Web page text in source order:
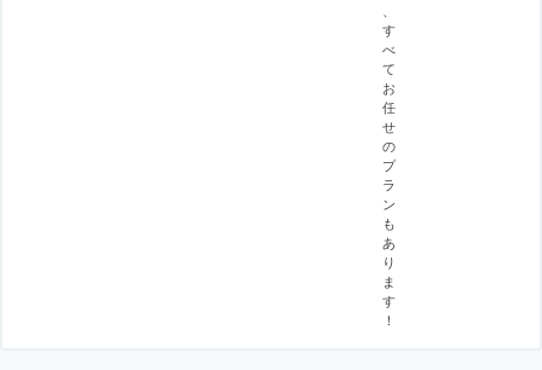
、
す
べ
て
お
任
せ
の
プ
ラ
ン
も
あ
り
ま
す
！